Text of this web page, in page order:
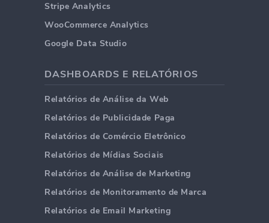
Stripe Analytics
WooCommerce Analytics
Google Data Studio
DASHBOARDS E RELATÓRIOS
Relatórios de Análise da Web
Relatórios de Publicidade Paga
Relatórios de Comércio Eletrônico
Relatórios de Mídias Sociais
Relatórios de Análise de Marketing
Relatórios de Monitoramento de Marca
Relatórios de Email Marketing